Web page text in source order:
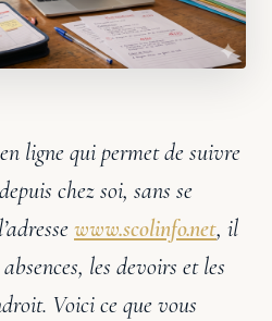
ligne qui permet de suivre
chez soi, sans se
www.scolinfo.net, il
les devoirs et les
Voici ce que vous